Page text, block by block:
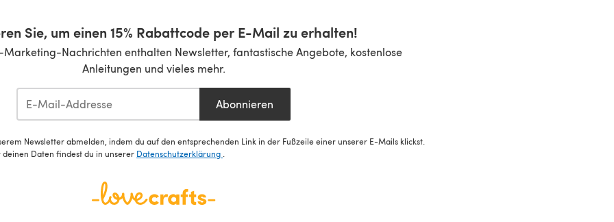
Sie, um einen 15% Rabattcode per E-Mail zu erhalten!
Nachrichten enthalten Newsletter, fantastische Angebote, kostenlose
Anleitungen und vieles mehr.
Abonnieren
Newsletter abmelden, indem du auf den entsprechenden Link in der Fußzeile einer unserer E-Mails klickst.
Daten findest du in unserer Datenschutzerklärung